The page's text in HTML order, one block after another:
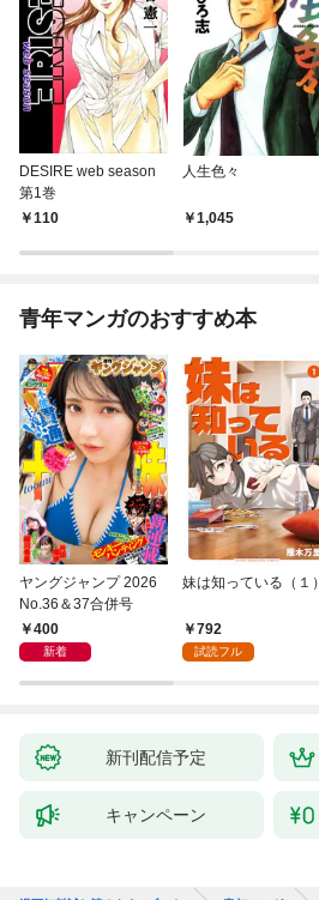
DESIRE web season
第1巻
110
人生色々
1,045
青年マンガのおすすめ本
ヤングジャンプ 2026
No.36＆37合併号
400
新着
妹は知っている（１）
792
試読フル
新刊配信予定
キャンペーン